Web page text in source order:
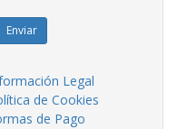
Enviar
Legal
de Cookies
de Pago